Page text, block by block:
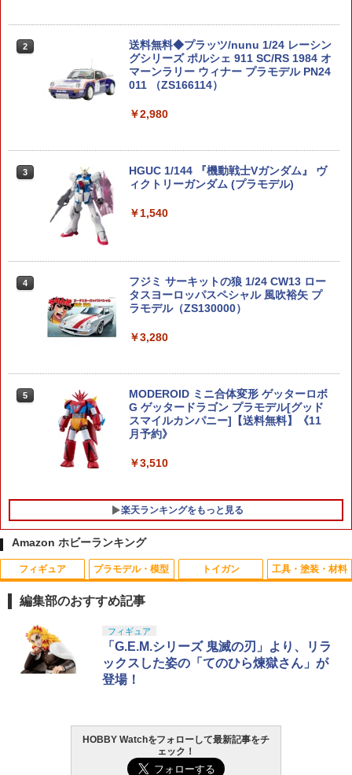
2
送料無料◆プラッツ/nunu 1/24 レーシン
グシリーズ ポルシェ 911 SC/RS 1984 オ
マーンラリー ウィナー プラモデル PN24
011 （ZS166114）
￥2,980
3
HGUC 1/144 『機動戦士Vガンダム』 ヴ
ィクトリーガンダム (プラモデル)
￥1,540
4
フジミ サーキットの狼 1/24 CW13 ロー
タスヨーロッパスペシャル 風吹裕矢 プ
ラモデル（ZS130000）
￥3,280
5
MODEROID ミニ合体変形 ゲッターロボ
G ゲッタードラゴン プラモデル[グッド
スマイルカンパニー]【送料無料】《11
月予約》
￥3,510
楽天ランキングをもっと見る
1
西村式デッサン人形 オリーブさん GRAY
(可動フィギュア)
￥9,309
1
【軽量ハードケース】MILITARY-BASE
(ミリタリーベース)ABS ハンドガン キャ
リングハードガンケース 29cm BK◆ハ
￥1,280
ブ 指ぬき 指先 フィンガーレス 夏 冬 手
袋 サバイバルゲーム アウトドア 滑り止
め マジック テープ式
1
バギー用ドライバー人形セット [OP-162
6](JAN：4950344546268)
【ネコポス対応】SP.1297/タミヤ/TA05-I
Amazon ホビーランキング
フィギュア
1
TAMASHII NATIONS S.H.フィギュアー
ツ（真骨彫製法） 仮面ライダーBLACK
RX 約150mm PVC&ABS&布製 塗装済み
可動フィギュア
TAMASHII NATIONS DX超合金 超時空要
塞マクロス VF-1S バルキリー ロイ・フ
プラモデル・模型
1
BANDAI SPIRITS(バンダイ スピリッツ)
HG 機動新世紀ガンダムX ガンダムレオ
パルド 1/144スケール 色分け済みプラモ
デル
BANDAI SPIRITS(バンダイ スピリッツ)
機動警察パトレイバー EZY RG 1/48 AV-
トイガン
1
東京マルイ(TOKYO MARUI) No.25 コル
ト ガバメント HG 18歳以上エアーHOP
ハンドガン
￥3,384
東京マルイ(TOKYO MARUI) No.21 H&K
USP HG 18歳以上エアーHOPハンドガン
工具・塗装・材料
1
LOCTITE(ロックタイト) シールはがし
プレミアム 220ml
￥962
タミヤ クラフトツールシリーズ No.123
先細薄刃ニッパー (ゲートカット用) プラ
モデル用工具 74123
編集部のおすすめ記事
フィギュア
「G.E.M.シリーズ 鬼滅の刃」より、リラ
ックスした姿の「てのひら煉獄さん」が
登場！
HOBBY Watchをフォローして最新記事をチ
ェック！